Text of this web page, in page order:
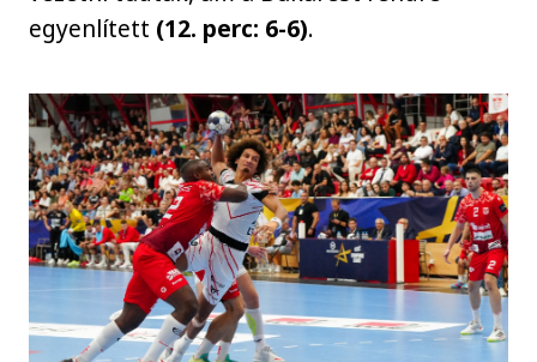
egyenlített (12. perc: 6-6).